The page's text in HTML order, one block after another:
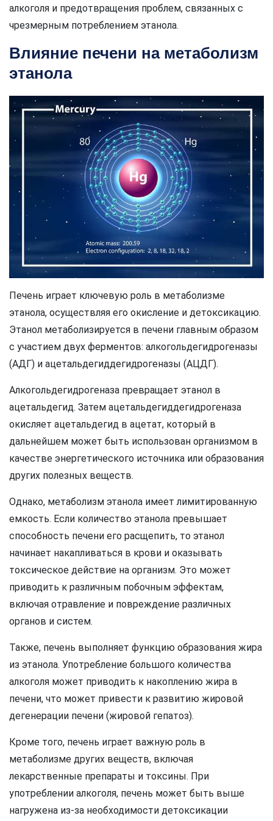
алкоголя и предотвращения проблем, связанных с
чрезмерным потреблением этанола.
Влияние печени на метаболизм
этанола
Печень играет ключевую роль в метаболизме
этанола, осуществляя его окисление и детоксикацию.
Этанол метаболизируется в печени главным образом
с участием двух ферментов: алкогольдегидрогеназы
(АДГ) и ацетальдегиддегидрогеназы (АЦДГ).
Алкогольдегидрогеназа превращает этанол в
ацетальдегид. Затем ацетальдегиддегидрогеназа
окисляет ацетальдегид в ацетат, который в
дальнейшем может быть использован организмом в
качестве энергетического источника или образования
других полезных веществ.
Однако, метаболизм этанола имеет лимитированную
емкость. Если количество этанола превышает
способность печени его расщепить, то этанол
начинает накапливаться в крови и оказывать
токсическое действие на организм. Это может
приводить к различным побочным эффектам,
включая отравление и повреждение различных
органов и систем.
Также, печень выполняет функцию образования жира
из этанола. Употребление большого количества
алкоголя может приводить к накоплению жира в
печени, что может привести к развитию жировой
дегенерации печени (жировой гепатоз).
Кроме того, печень играет важную роль в
метаболизме других веществ, включая
лекарственные препараты и токсины. При
употреблении алкоголя, печень может быть выше
нагружена из-за необходимости детоксикации